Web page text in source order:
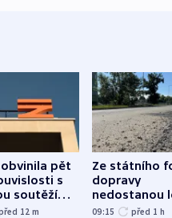
obvinila pět
s
soutěží
12 m
Ze státního
dopravy
nedostanou
kraje na
09:15 před 1 h